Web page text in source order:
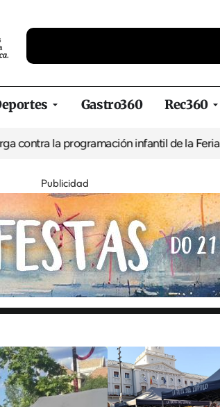
Gastro360 Rec360
infantil de la Feria de la
Publicidad